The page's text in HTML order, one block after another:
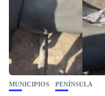
MUNICIPIOS PENÍNSULA